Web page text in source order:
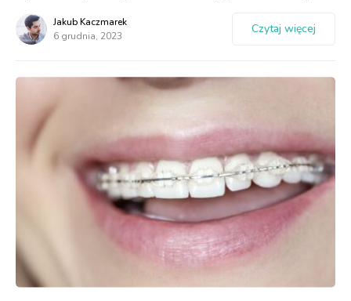
Jakub Kaczmarek
6 grudnia, 2023
Czytaj więcej